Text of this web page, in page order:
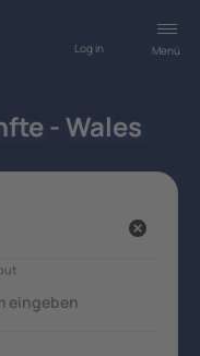
Menü
Log in
- Wales